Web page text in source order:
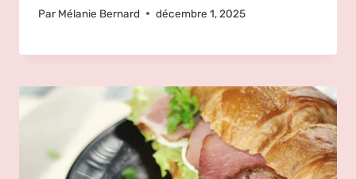
Par Mélanie Bernard décembre 1, 2025